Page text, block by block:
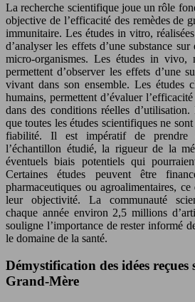
La recherche scientifique joue un rôle
objective de l’efficacité des remèdes de
immunitaire. Les études in vitro,
d’analyser les effets d’une substance
micro-organismes. Les études in vivo,
permettent d’observer les effets d’une
vivant dans son ensemble. Les études
humains, permettent d’évaluer
dans des conditions réelles
que toutes les études scientifiques ne
fiabilité. Il est impératif de
l’échantillon étudié, la rigueur de la
éventuels biais potentiels qui
Certaines études peuvent être
pharmaceutiques ou agroalimentaires,
leur objectivité. La communauté
chaque année environ 2,5 millions
souligne l’importance de rester informé
le domaine de la santé.
Démystification des idées reçues
Grand-Mère